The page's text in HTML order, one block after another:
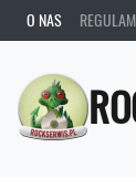
O NAS